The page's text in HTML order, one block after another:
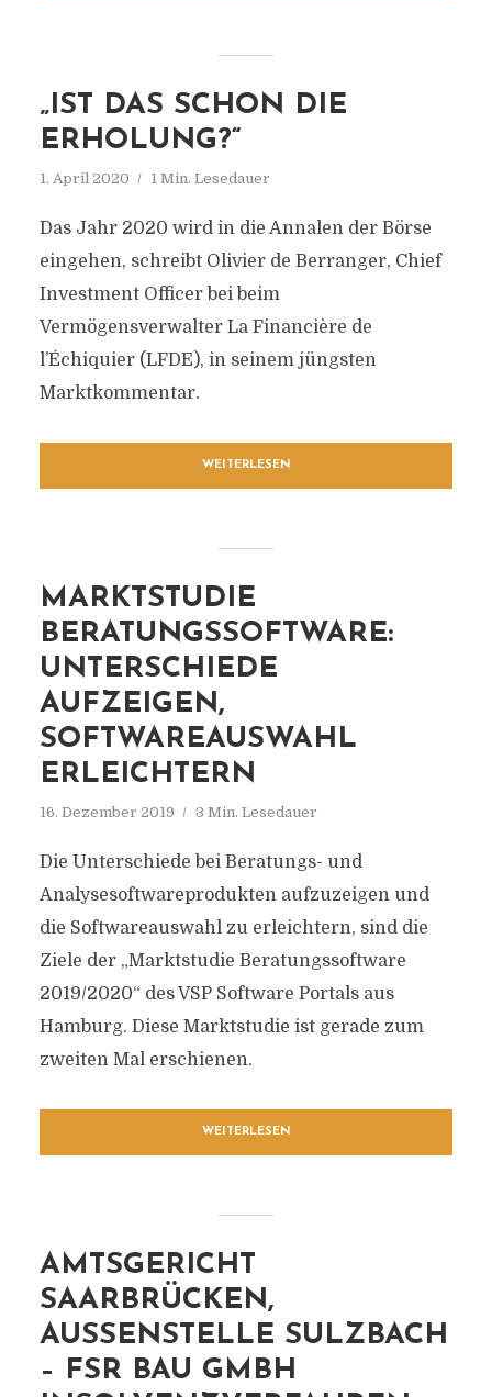
„IST DAS SCHON DIE
ERHOLUNG?“
1. April 2020 1 Min. Lesedauer
Das Jahr 2020 wird in die Annalen der Börse
eingehen, schreibt Olivier de Berranger, Chief
Investment Officer bei beim
Vermögensverwalter La Financière de
l’Échiquier (LFDE), in seinem jüngsten
Marktkommentar.
WEITERLESEN
MARKTSTUDIE
BERATUNGSSOFTWARE:
UNTERSCHIEDE
AUFZEIGEN,
SOFTWAREAUSWAHL
ERLEICHTERN
16. Dezember 2019 3 Min. Lesedauer
Die Unterschiede bei Beratungs- und
Analysesoftwareprodukten aufzuzeigen und
die Softwareauswahl zu erleichtern, sind die
Ziele der „Marktstudie Beratungssoftware
2019/2020“ des VSP Software Portals aus
Hamburg. Diese Marktstudie ist gerade zum
zweiten Mal erschienen.
WEITERLESEN
AMTSGERICHT
SAARBRÜCKEN,
AUSSENSTELLE SULZBACH
– FSR BAU GMBH